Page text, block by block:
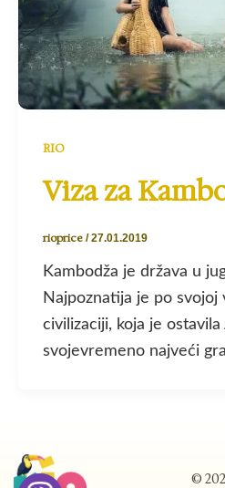
RIO
Viza za
rioprice /27.01.2019
Kambodža je država u
Najpoznatija je po svojoj
civilizaciji, koja je ostavila
svojevremeno najveći
©